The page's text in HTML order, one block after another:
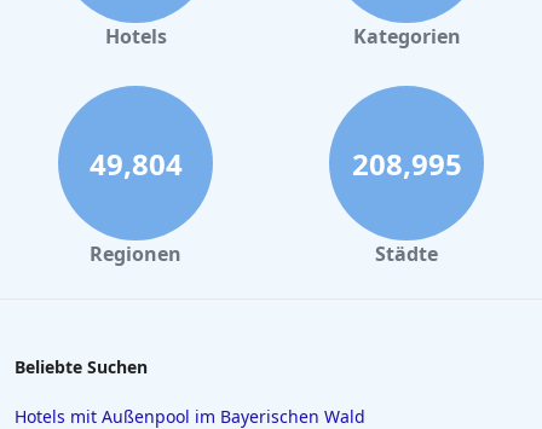
Hotels in Büsum
Hotels in Rostock
Hotels in Travemünde
Hotels in Prag
Hotels in Bonn
Hotels auf Korfu
Hotels Kategorien
49,804
Regionen
208,995
Städte
Beliebte Suchen
Hotels mit Außenpool im Bayerischen Wald